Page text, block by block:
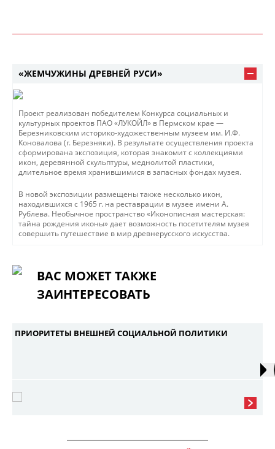
«ЖЕМЧУЖИНЫ ДРЕВНЕЙ РУСИ»
Проект реализован победителем Конкурса социальных и
культурных проектов ПАО «ЛУКОЙЛ» в Пермском крае —
Березниковским историко-художественным музеем им. И.Ф.
Коновалова (г. Березняки). В результате осуществления проекта
сформирована экспозиция, которая знакомит с коллекциями
икон, деревянной скульптуры, меднолитой пластики,
длительное время хранившимися в запасных фондах музея.
В новой экспозиции размещены также несколько икон,
находившихся с 1965 г. на реставрации в музее имени А.
Рублева. Необычное пространство «Иконописная мастерская:
тайна рождения иконы» дает возможность посетителям музея
совершить путешествие в мир древнерусского искусства.
ВАС МОЖЕТ ТАКЖЕ
ЗАИНТЕРЕСОВАТЬ
ПРИОРИТЕТЫ ВНЕШНЕЙ СОЦИАЛЬНОЙ ПОЛИТИКИ